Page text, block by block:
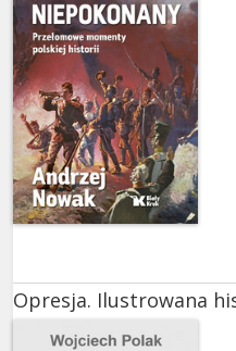
Opresja. Ilustrowana